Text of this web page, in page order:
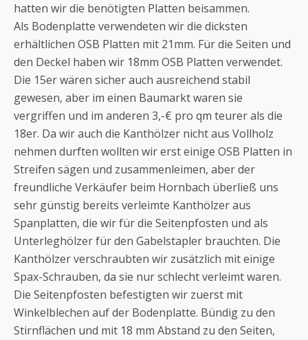
hatten wir die benötigten Platten beisammen.
Als Bodenplatte verwendeten wir die dicksten
erhältlichen OSB Platten mit 21mm. Für die Seiten und
den Deckel haben wir 18mm OSB Platten verwendet.
Die 15er wären sicher auch ausreichend stabil
gewesen, aber im einen Baumarkt waren sie
vergriffen und im anderen 3,-€ pro qm teurer als die
18er. Da wir auch die Kanthölzer nicht aus Vollholz
nehmen durften wollten wir erst einige OSB Platten in
Streifen sägen und zusammenleimen, aber der
freundliche Verkäufer beim Hornbach überließ uns
sehr günstig bereits verleimte Kanthölzer aus
Spanplatten, die wir für die Seitenpfosten und als
Unterleghölzer für den Gabelstapler brauchten. Die
Kanthölzer verschraubten wir zusätzlich mit einige
Spax-Schrauben, da sie nur schlecht verleimt waren.
Die Seitenpfosten befestigten wir zuerst mit
Winkelblechen auf der Bodenplatte. Bündig zu den
Stirnflächen und mit 18 mm Abstand zu den Seiten,